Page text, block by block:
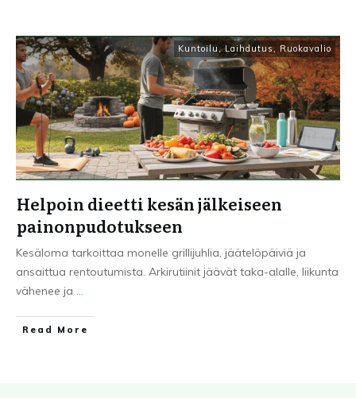
Kuntoilu,Laihdutus, Ruokavalio
Helpoin dieetti kesän jälkeiseen
painonpudotukseen
Kesäloma tarkoittaa monelle grillijuhlia, jäätelöpäiviä ja
ansaittua rentoutumista. Arkirutiinit jäävät taka-alalle, liikunta
vähenee ja ...
Read More